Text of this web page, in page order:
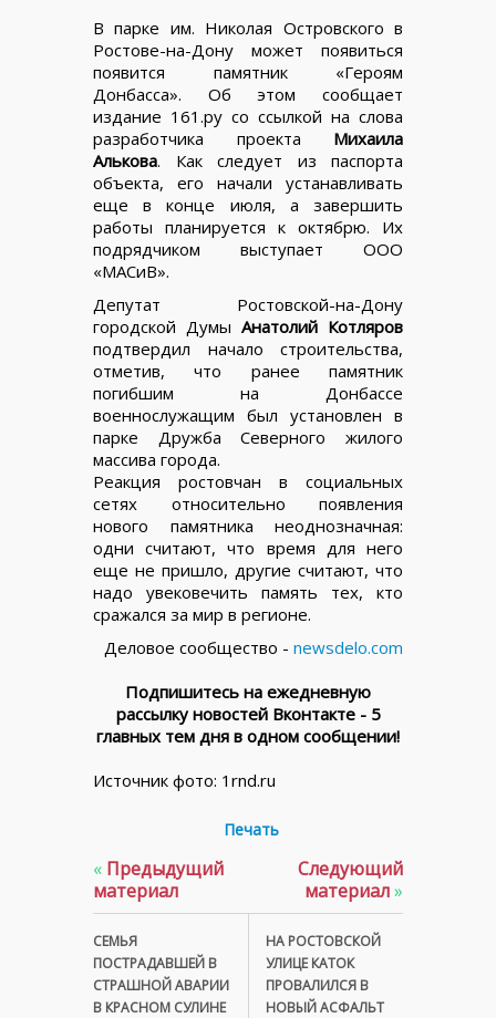
В парке им. Николая Островского в
Ростове-на-Дону может появиться
появится памятник «Героям
Донбасса». Об этом сообщает
издание 161.ру со ссылкой на слова
разработчика проекта Михаила
Алькова. Как следует из паспорта
объекта, его начали устанавливать
еще в конце июля, а завершить
работы планируется к октябрю. Их
подрядчиком выступает ООО
«МАСиВ».
Депутат Ростовской-на-Дону
городской Думы Анатолий Котляров
подтвердил начало строительства,
отметив, что ранее памятник
погибшим на Донбассе
военнослужащим был установлен в
парке Дружба Северного жилого
массива города.
Реакция ростовчан в социальных
сетях относительно появления
нового памятника неоднозначная:
одни считают, что время для него
еще не пришло, другие считают, что
надо увековечить память тех, кто
сражался за мир в регионе.
Деловое сообщество - newsdelo.com
Подпишитесь на ежедневную
рассылку новостей Вконтакте - 5
главных тем дня в одном сообщении!
Источник фото: 1rnd.ru
Печать
« Предыдущий
материал
СЕМЬЯ
ПОСТРАДАВШЕЙ В
СТРАШНОЙ АВАРИИ
В КРАСНОМ СУЛИНЕ
Следующий
материал»
НА РОСТОВСКОЙ
УЛИЦЕ КАТОК
ПРОВАЛИЛСЯ В
НОВЫЙ АСФАЛЬТ